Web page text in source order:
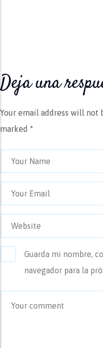
Deja una
Your email address will not
marked *
Guarda mi nombre,
navegador para la